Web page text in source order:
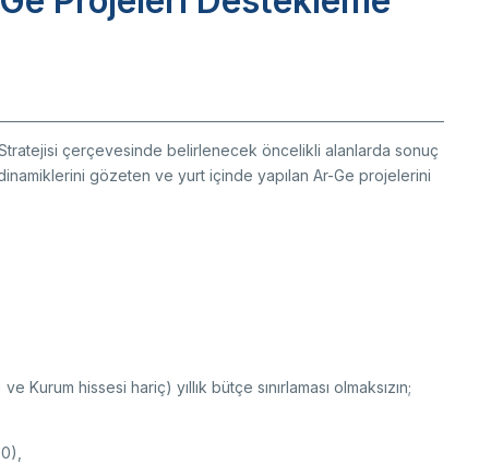
TÜBİTAK
BTY Kılavuzları
Ödül Alanlar
Programlar
çerçevesinde belirlenecek öncelikli alanlarda sonuç
gözeten ve yurt içinde yapılan Ar-Ge projelerini
hissesi hariç) yıllık bütçe sınırlaması olmaksızın;